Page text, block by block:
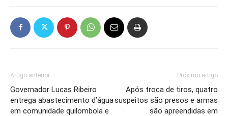
Artigo anterior
Governador Lucas Ribeiro
entrega abastecimento d’água
em comunidade quilombola e
Próximo artigo
Após troca de tiros, quatro
suspeitos são presos e armas
são apreendidas em